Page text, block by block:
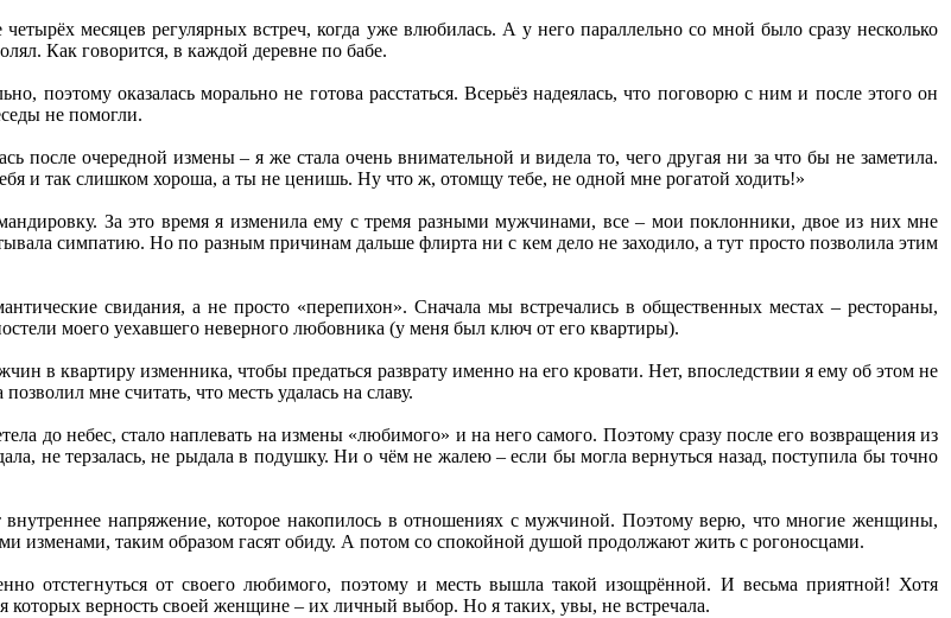
месяцев регулярных встреч, когда уже влюбилась. А у него параллельно со мной было сразу несколько
Как говорится, в каждой деревне по бабе.
поэтому оказалась морально не готова расстаться. Всерьёз надеялась, что поговорю с ним и после этого он
не помогли.
после очередной измены – я же стала очень внимательной и видела то, чего другая ни за что бы не заметила.
и так слишком хороша, а ты не ценишь. Ну что ж, отомщу тебе, не одной мне рогатой ходить!»
За это время я изменила ему с тремя разными мужчинами, все – мои поклонники, двое из них мне
симпатию. Но по разным причинам дальше флирта ни с кем дело не заходило, а тут просто позволила этим
свидания, а не просто «перепихон». Сначала мы встречались в общественных местах – рестораны,
моего уехавшего неверного любовника (у меня был ключ от его квартиры).
в квартиру изменника, чтобы предаться разврату именно на его кровати. Нет, впоследствии я ему об этом не
мне считать, что месть удалась на славу.
до небес, стало наплевать на измены «любимого» и на него самого. Поэтому сразу после его возвращения из
не терзалась, не рыдала в подушку. Ни о чём не жалею – если бы могла вернуться назад, поступила бы точно
внутреннее напряжение, которое накопилось в отношениях с мужчиной. Поэтому верю, что многие женщины,
изменами, таким образом гасят обиду. А потом со спокойной душой продолжают жить с рогоносцами.
отстегнуться от своего любимого, поэтому и месть вышла такой изощрённой. И весьма приятной! Хотя
которых верность своей женщине – их личный выбор. Но я таких, увы, не встречала.